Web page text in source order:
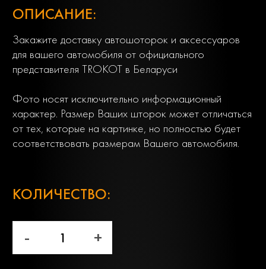
ОПИСАНИЕ:
Закажите доставку автошоторок и аксессуаров
для вашего автомобиля от официального
представителя TROKOT в Беларуси
Фото носят исключительно информационный
характер. Размер Ваших шторок может отличаться
от тех, которые на картинке, но полностью будет
соответствовать размерам Вашего автомобиля.
КОЛИЧЕСТВО:
- +